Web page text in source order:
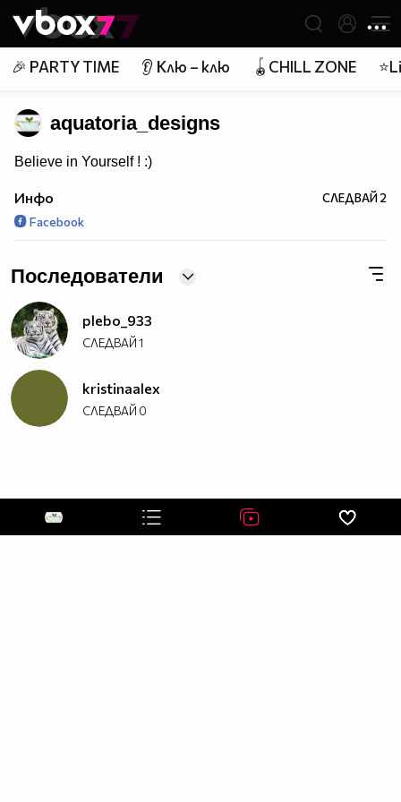
👾
🎉 PARTY TIME 👂 Клю – клю 🪀CHILL ZONE
aquatoria_designs
Believe in Yourself ! :)
Инфо СЛЕДВАЙ2
Facebook
Последователи
plebo_933
СЛЕДВАЙ1
kristinaalex
СЛЕДВАЙ 0